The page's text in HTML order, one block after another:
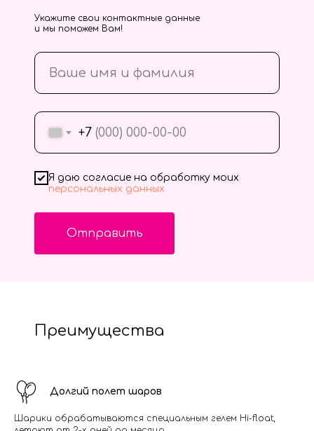
+7
Я даю согласие на обработку моих
персональных данных
Отправить
Укажите свои контактные данные
и мы поможем Вам!
Преимущества
Долгий полет шаров
Шарики обрабатываются специальным гелем Hi-float,